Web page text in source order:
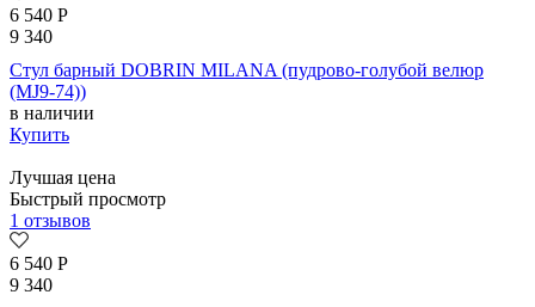
6 540 Р
9 340
Стул барный DOBRIN MILANA (пудрово-голубой велюр
(MJ9-74))
в наличии
Купить
Лучшая цена
Быстрый просмотр
1 отзывов
6 540 Р
9 340